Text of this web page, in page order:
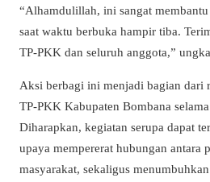
“Alhamdulillah, ini sangat
saat waktu berbuka hampir tiba.
TP-PKK dan seluruh anggota,”
Aksi berbagi ini menjadi bagian dari
TP-PKK Kabupaten Bombana
Diharapkan, kegiatan serupa dapat
upaya mempererat hubungan antara
masyarakat, sekaligus